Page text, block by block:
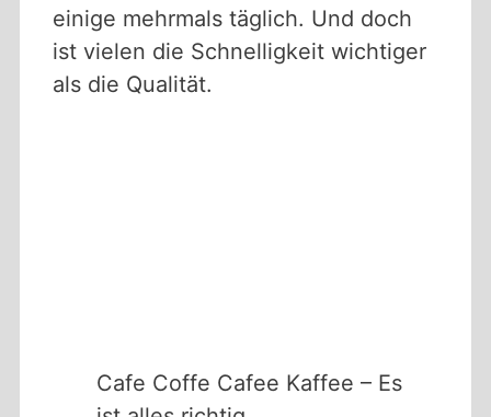
einige mehrmals täglich. Und doch
ist vielen die Schnelligkeit wichtiger
als die Qualität.
Cafe Coffe Cafee Kaffee – Es